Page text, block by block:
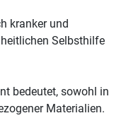
kranker und
Selbsthilfe
bedeutet, sowohl in
Materialien.